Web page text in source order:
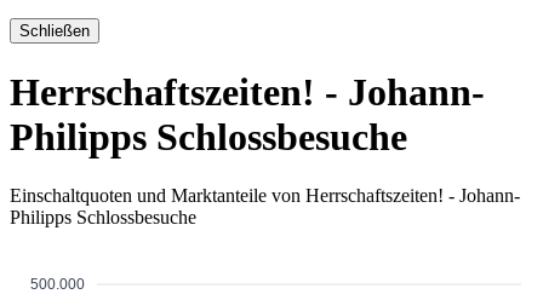
Schließen
Herrschaftszeiten! - Johann-
Philipps Schlossbesuche
Einschaltquoten und Marktanteile von Herrschaftszeiten! - Johann-
Philipps Schlossbesuche
500.000